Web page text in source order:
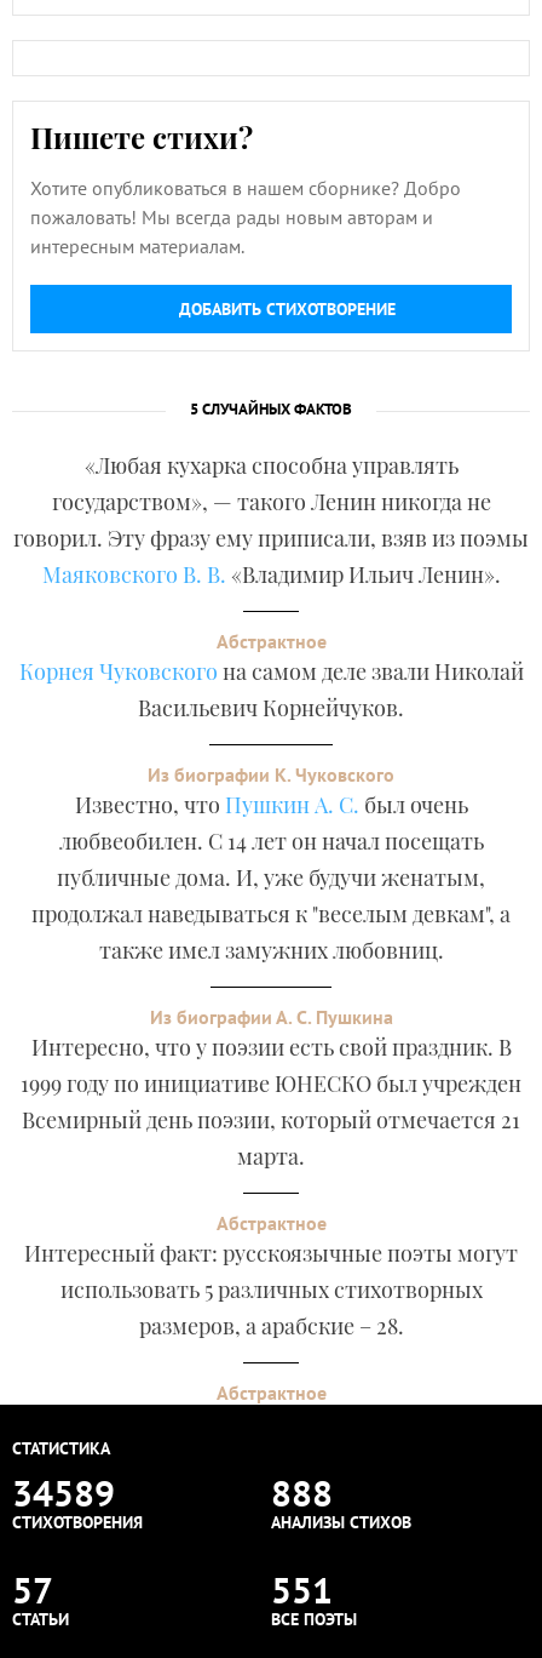
Пишете стихи?
Хотите опубликоваться в нашем сборнике? Добро
пожаловать! Мы всегда рады новым авторам и
интересным материалам.
ДОБАВИТЬ СТИХОТВОРЕНИЕ
5 СЛУЧАЙНЫХ ФАКТОВ
«Любая кухарка способна управлять
государством», — такого Ленин никогда не
говорил. Эту фразу ему приписали, взяв из поэмы
Маяковского В. В. «Владимир Ильич Ленин».
Абстрактное
Корнея Чуковского на самом деле звали Николай
Васильевич Корнейчуков.
Из биографии К. Чуковского
Известно, что Пушкин А. С. был очень
любвеобилен. С 14 лет он начал посещать
публичные дома. И, уже будучи женатым,
продолжал наведываться к "веселым девкам", а
также имел замужних любовниц.
Из биографии А. С. Пушкина
Интересно, что у поэзии есть свой праздник. В
1999 году по инициативе ЮНЕСКО был учрежден
Всемирный день поэзии, который отмечается 21
марта.
Абстрактное
Интересный факт: русскоязычные поэты могут
использовать 5 различных стихотворных
размеров, а арабские – 28.
Абстрактное
СТАТИСТИКА
34589
СТИХОТВОРЕНИЯ
888
АНАЛИЗЫ СТИХОВ
57
СТАТЬИ
551
ВСЕ ПОЭТЫ